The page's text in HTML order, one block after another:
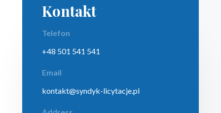
Kontakt
Telefon
+48 501 541 541
Email
kontakt@syndyk-licytacje.pl